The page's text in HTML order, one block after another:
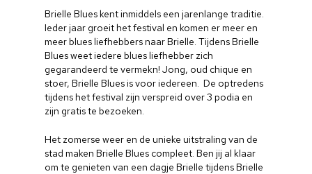
Brielle Blues kent inmiddels een jarenlange traditie.
Ieder jaar groeit het festival en komen er meer en
meer blues liefhebbers naar Brielle. Tijdens Brielle
Blues weet iedere blues liefhebber zich
gegarandeerd te vermekn! Jong, oud chique en
stoer, Brielle Blues is voor iedereen. De optredens
tijdens het festival zijn verspreid over 3 podia en
zijn gratis te bezoeken.
Het zomerse weer en de unieke uitstraling van de
stad maken Brielle Blues compleet. Ben jij al klaar
om te genieten van een dagje Brielle tijdens Brielle